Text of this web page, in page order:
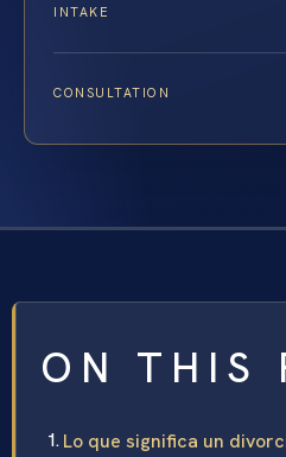
INTAKE
CONSULTATION
ON THIS
Lo que significa un